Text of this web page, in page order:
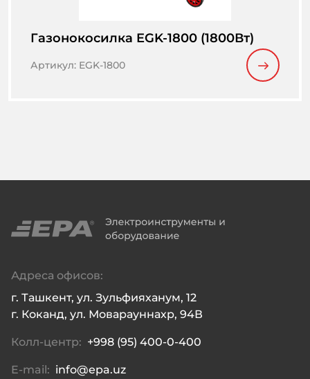
Газонокосилка EGK-1800 (1800Вт)
Артикул: EGK-1800
Адреса офисов:
г. Ташкент, ул. Зульфияханум, 12
г. Коканд, ул. Моварауннахр, 94В
Колл-центр: +998 (95) 400-0-400
E-mail: info@epa.uz